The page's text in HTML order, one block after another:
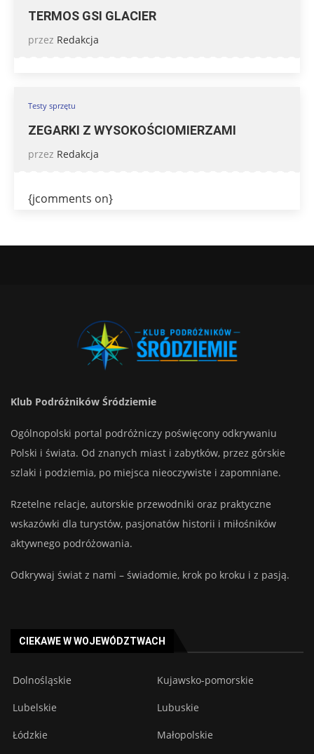
TERMOS GSI GLACIER
przez Redakcja
Testy sprzętu
ZEGARKI Z WYSOKOŚCIOMIERZAMI
przez Redakcja
{jcomments on}
Klub Podróżników Śródziemie
Ogólnopolski portal podróżniczy poświęcony odkrywaniu
Polski i świata. Od znanych miast i zabytków, przez górskie
szlaki i podziemia, po miejsca nieoczywiste i zapomniane.
Rzetelne relacje, autorskie przewodniki oraz praktyczne
wskazówki dla turystów, pasjonatów historii i miłośników
aktywnego podróżowania.
Odkrywaj świat z nami – świadomie, krok po kroku i z pasją.
CIEKAWE W WOJEWÓDZTWACH
Dolnośląskie Kujawsko-pomorskie
Lubelskie Lubuskie
Łódzkie Małopolskie